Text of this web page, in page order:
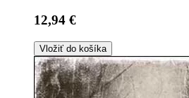
12,94 €
Vložiť do košíka